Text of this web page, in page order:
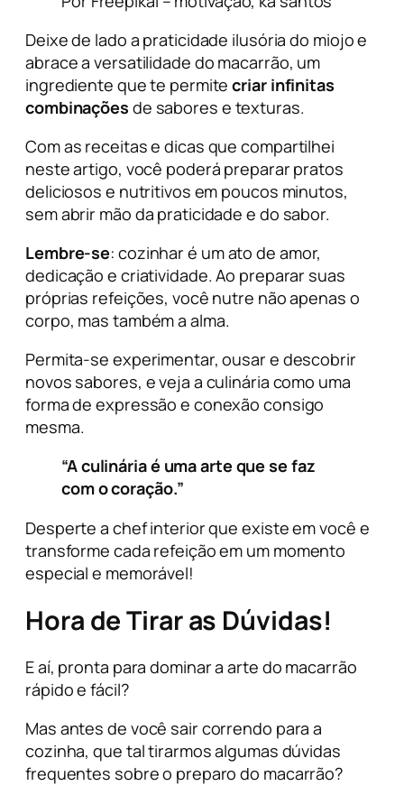
Deixe de lado a praticidade ilusória do miojo e
abrace a versatilidade do macarrão, um
ingrediente que te permitecriar infinitas
combinações de sabores e texturas.
Com as receitas e dicas que compartilhei
neste artigo, você poderá preparar pratos
deliciosos e nutritivos em poucos minutos,
sem abrir mão da praticidade e do sabor.
Lembre-se: cozinhar é um ato de amor,
dedicação e criatividade. Ao preparar suas
próprias refeições, você nutre não apenas o
corpo, mas também a alma.
Permita-se experimentar, ousar e descobrir
novos sabores, e veja a culinária como uma
forma de expressão e conexão consigo
mesma.
“A culinária é uma arte que se faz
com o coração.”
Desperte a chef interior que existe em você e
transforme cada refeição em um momento
especial e memorável!
Hora de Tirar as Dúvidas!
E aí, pronta para dominar a arte do macarrão
rápido e fácil?
Mas antes de você sair correndo para a
cozinha, que tal tirarmos algumas dúvidas
frequentes sobre o preparo do macarrão?